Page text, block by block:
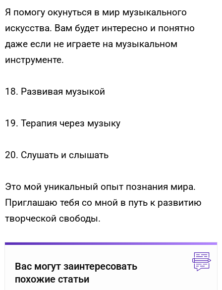
Я помогу окунуться в мир музыкального
искусства. Вам будет интересно и понятно
даже если не играете на музыкальном
инструменте.
18. Развивая музыкой
19. Терапия через музыку
20. Слушать и слышать
Это мой уникальный опыт познания мира.
Приглашаю тебя со мной в путь к развитию
творческой свободы.
Вас могут заинтересовать
похожие статьи